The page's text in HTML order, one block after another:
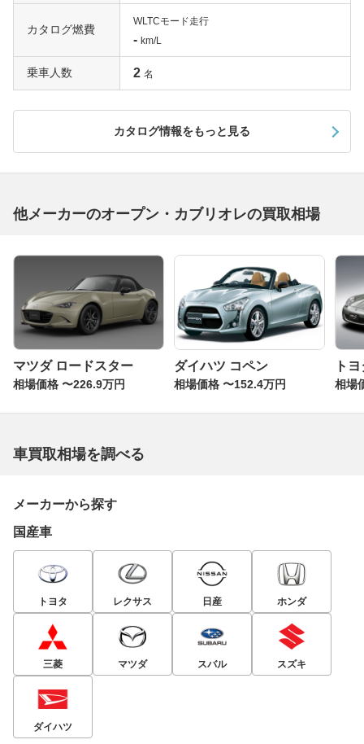
カタログ燃費
WLTCモード走行
- km/L
乗車人数 2 名
カタログ情報をもっと見る
他メーカーのオープン・カブリオレの買取相場
マツダ ロードスター
相場価格 〜226.9万円
ダイハツ コペン
相場価格 〜152.4万円
ト
相場
車買取相場を調べる
メーカーから探す
国産車
トヨタ レクサス 日産 ホンダ
三菱 マツダ スバル スズキ
ダイハツ